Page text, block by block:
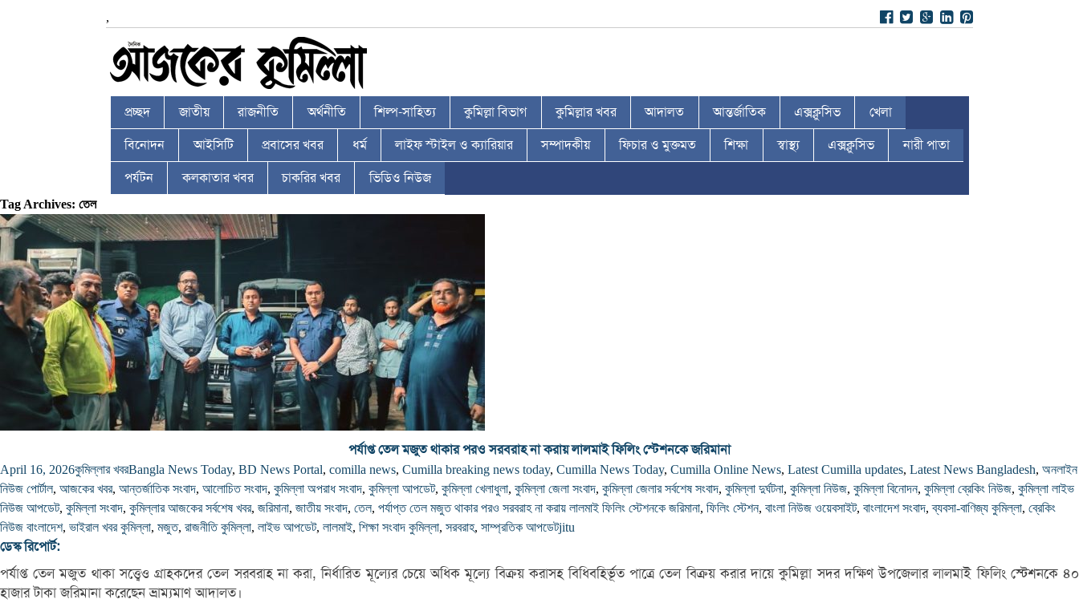
,
প্রচ্ছদ জাতীয় রাজনীতি অর্থনীতি শিল্প-সাহিত্য কুমিল্লা বিভাগ কুমিল্লার খবর আদালত আন্তর্জাতিক এক্সক্লুসিভ খেলা
বিনোদন আইসিটি প্রবাসের খবর ধর্ম লাইফ স্টাইল ও ক্যারিয়ার সম্পাদকীয় ফিচার ও মুক্তমত শিক্ষা স্বাস্থ্য এক্সক্লুসিভ নারী পাতা
পর্যটন কলকাতার খবর চাকরির খবর ভিডিও নিউজ
Tag Archives: তেল
পর্যাপ্ত তেল মজুত থাকার পরও সরবরাহ না করায় লালমাই ফিলিং স্টেশনকে জরিমানা
April 16, 2026কুমিল্লার খবরBangla News Today, BD News Portal, comilla news, Cumilla breaking news today, Cumilla News Today, Cumilla Online News, Latest Cumilla updates, Latest News Bangladesh, অনলাইন
নিউজ পোর্টাল, আজকের খবর, আন্তর্জাতিক সংবাদ, আলোচিত সংবাদ, কুমিল্লা অপরাধ সংবাদ, কুমিল্লা আপডেট, কুমিল্লা খেলাধুলা, কুমিল্লা জেলা সংবাদ, কুমিল্লা জেলার সর্বশেষ সংবাদ, কুমিল্লা দুর্ঘটনা, কুমিল্লা নিউজ, কুমিল্লা বিনোদন, কুমিল্লা ব্রেকিং নিউজ, কুমিল্লা লাইভ
নিউজ আপডেট, কুমিল্লা সংবাদ, কুমিল্লার আজকের সর্বশেষ খবর, জরিমানা, জাতীয় সংবাদ, তেল, পর্যাপ্ত তেল মজুত থাকার পরও সরবরাহ না করায় লালমাই ফিলিং স্টেশনকে জরিমানা, ফি‌লিং স্টেশন, বাংলা নিউজ ওয়েবসাইট, বাংলাদেশ সংবাদ,ব্যবসা-বাণিজ্য কুমিল্লা, ব্রেকিং
নিউজ বাংলাদেশ, ভাইরাল খবর কুমিল্লা, মজুত, রাজনীতি কুমিল্লা, লাইভ আপডেট, লালমাই, শিক্ষা সংবাদ কুমিল্লা, সরবরাহ, সাম্প্রতিক আপডেটjitu
ডেস্ক রিপোর্ট:
পর্যাপ্ত তেল মজুত থাকা সত্ত্বেও গ্রাহকদের তেল সরবরাহ না করা, নির্ধারিত মূল্যের চেয়ে অধিক মূল্যে বিক্রয় করাসহ বিধিবহির্ভূত পাত্রে তেল বিক্রয় করার দায়ে কুমিল্লা সদর দক্ষিণ উপজেলার লালমাই ফিলিং স্টেশনকে ৪০
হাজার টাকা জরিমানা করেছেন ভ্রাম্যমাণ আদালত।